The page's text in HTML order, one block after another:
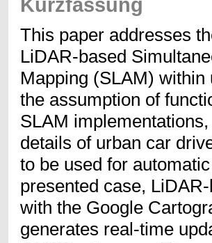
Kurzfassung
This paper addresses
LiDAR-based
Mapping (SLAM)
the assumption of
SLAM
details of urban car
to be used for
presented case,
with the Google
generates real-time